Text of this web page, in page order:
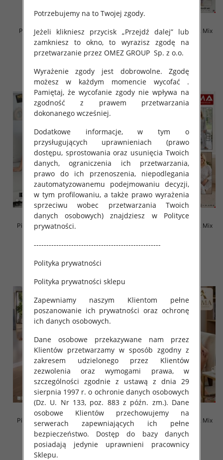
Piżama damska Roz Standard,
Mix kolor Paczka 8 szt
18.00 zł
Piżama damska Roz L-4XL, Mix
kolor Paczka 10 szt
18.00 zł
Piżama damska Roz L-4XL, Mix
18.00 zł
szczegóły
Piżama damska Roz L-4XL, Mix
18.00 zł
Piżama damska Roz L-4XL, Mix
kolor Paczka 10 szt
18.00 zł
szczegóły
Piżama damska Roz L-4XL, Mix
kolor Paczka 10 szt
16.00 zł
Potrzebujemy na to Twojej zgody.
Jeżeli klikniesz przycisk „Przejdź dalej” lub
zamkniesz to okno, to wyrazisz zgodę na
przetwarzanie przez OMEZ GROUP Sp. z o.o.
Wyrażenie zgody jest dobrowolne. Zgodę
możesz w każdym momencie wycofać .
Pamiętaj, że wycofanie zgody nie wpływa na
zgodność z prawem przetwarzania
dokonanego wcześniej.
Dodatkowe informacje, w tym o
przysługujących uprawnieniach (prawo
dostępu, sprostowania oraz usunięcia Twoich
danych, ograniczenia ich przetwarzania,
prawo do ich przenoszenia, niepodlegania
zautomatyzowanemu podejmowaniu decyzji,
w tym profilowaniu, a także prawo wyrażenia
sprzeciwu wobec przetwarzania Twoich
danych osobowych) znajdziesz w Polityce
prywatności.
---------------------------------------------------
Polityka prywatności
Polityka prywatności sklepu
Zapewniamy naszym Klientom pełne
poszanowanie ich prywatności oraz ochronę
ich danych osobowych.
Dane osobowe przekazywane nam przez
Klientów przetwarzamy w sposób zgodny z
zakresem udzielonego przez Klientów
zezwolenia oraz wymogami prawa, w
szczególności zgodnie z ustawą z dnia 29
sierpnia 1997 r. o ochronie danych osobowych
(Dz. U. Nr 133, poz. 883 z późn. zm.). Dane
osobowe Klientów przechowujemy na
serwerach zapewniających ich pełne
bezpieczeństwo. Dostęp do bazy danych
posiadają jedynie uprawnieni pracownicy
Sklepu.